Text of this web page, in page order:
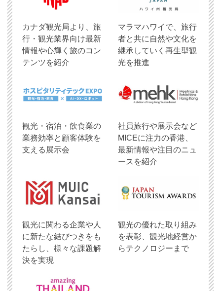
​カナダ観光局より、旅
行・観光業界向け最新
情報や心輝く旅のコン
テンツを紹介
マラマハワイで、旅行
者と共に自然や文化を
継承していく再生型観
光を推進
観光・宿泊・飲食業の
業務効率と顧客体験を
支える展示会
社員旅行や展示会など
MICEに注力の香港、
最新情報や注目のニュ
ースを紹介
観光に関わる企業や人
に新たな結びつきをも
たらし、様々な課題解
決を実現
観光の優れた取り組み
を表彰、観光地経営か
らテクノロジーまで